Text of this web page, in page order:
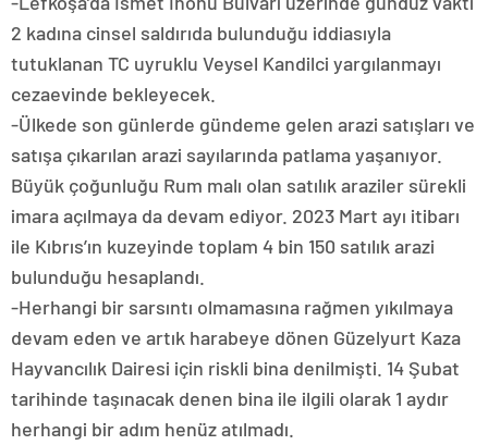
2 kadına cinsel saldırıda bulunduğu iddiasıyla
tutuklanan TC uyruklu Veysel Kandilci yargılanmayı
cezaevinde bekleyecek.
-Ülkede son günlerde gündeme gelen arazi satışları ve
satışa çıkarılan arazi sayılarında patlama yaşanıyor.
Büyük çoğunluğu Rum malı olan satılık araziler sürekli
imara açılmaya da devam ediyor. 2023 Mart ayı itibarı
ile Kıbrıs’ın kuzeyinde toplam 4 bin 150 satılık arazi
bulunduğu hesaplandı.
-Herhangi bir sarsıntı olmamasına rağmen yıkılmaya
devam eden ve artık harabeye dönen Güzelyurt Kaza
Hayvancılık Dairesi için riskli bina denilmişti. 14 Şubat
tarihinde taşınacak denen bina ile ilgili olarak 1 aydır
herhangi bir adım henüz atılmadı.